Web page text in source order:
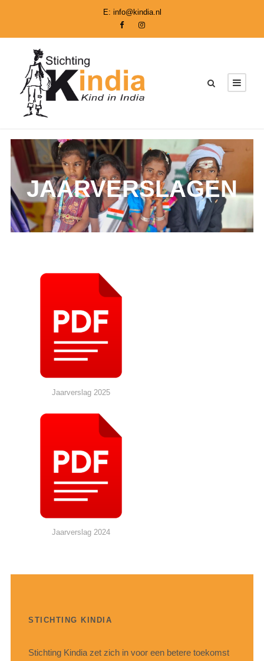
E: info@kindia.nl
JAARVERSLAGEN
Jaarverslag 2025
Jaarverslag 2024
STICHTING KINDIA
Stichting Kindia zet zich in voor een betere toekomst